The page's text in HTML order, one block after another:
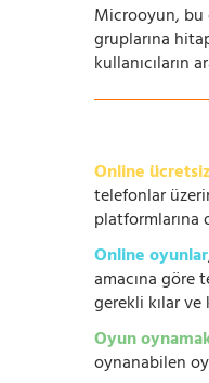
Microoyun, bu
gruplarına
kullanıcıların
Online
telefonlar
platformlarına
Online oyunlar
amacına göre
gerekli kılar
Oyun
oynanabilen